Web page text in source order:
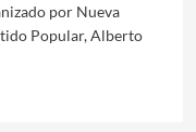
por Nueva
Popular, Alberto